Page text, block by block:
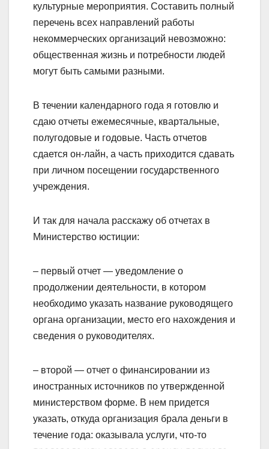
культурные мероприятия. Составить полный
перечень всех направлений работы
некоммерческих организаций невозможно:
общественная жизнь и потребности людей
могут быть самыми разными.
В течении календарного года я готовлю и
сдаю отчеты ежемесячные, квартальные,
полугодовые и годовые. Часть отчетов
сдается он-лайн, а часть приходится сдавать
при личном посещении государственного
учреждения.
И так для начала расскажу об отчетах в
Министерство юстиции:
– первый отчет — уведомление о
продолжении деятельности, в котором
необходимо указать название руководящего
органа организации, место его нахождения и
сведения о руководителях.
– второй — отчет о финансировании из
иностранных источников по утвержденной
министерством форме. В нем придется
указать, откуда организация брала деньги в
течение года: оказывала услуги, что-то